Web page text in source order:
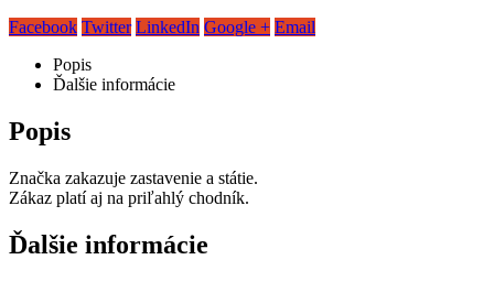
Facebook Twitter LinkedIn Google + Email
Popis
Ďalšie informácie
Popis
Značka zakazuje zastavenie a státie.
Zákaz platí aj na priľahlý chodník.
Ďalšie informácie